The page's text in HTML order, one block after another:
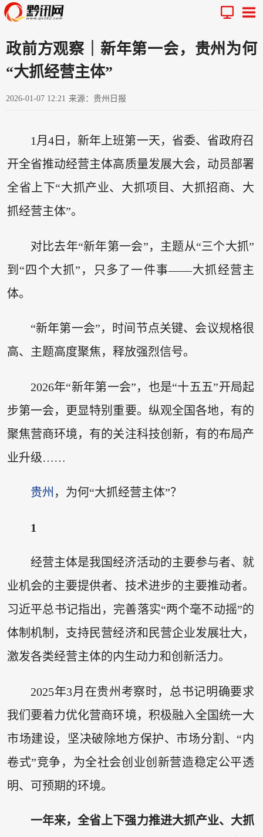
政前方观察｜新年第一会，贵州为何
“大抓经营主体”
2026-01-07 12:21 来源：贵州日报
1月4日，新年上班第一天，省委、省政府召
开全省推动经营主体高质量发展大会，动员部署
全省上下“大抓产业、大抓项目、大抓招商、大
抓经营主体”。
对比去年“新年第一会”，主题从“三个大抓”
到“四个大抓”，只多了一件事——大抓经营主
体。
“新年第一会”，时间节点关键、会议规格很
高、主题高度聚焦，释放强烈信号。
2026年“新年第一会”，也是“十五五”开局起
步第一会，更显特别重要。纵观全国各地，有的
聚焦营商环境，有的关注科技创新，有的布局产
业升级……
贵州 ，为何“大抓经营主体”？
1
经营主体是我国经济活动的主要参与者、就
业机会的主要提供者、技术进步的主要推动者。
习近平总书记指出，完善落实“两个毫不动摇”的
体制机制，支持民营经济和民营企业发展壮大，
激发各类经营主体的内生动力和创新活力。
2025年3月在贵州考察时，总书记明确要求
我们要着力优化营商环境，积极融入全国统一大
市场建设，坚决破除地方保护、市场分割、“内
卷式”竞争，为全社会创业创新营造稳定公平透
明、可预期的环境。
一年来，全省上下强力推进大抓产业、大抓